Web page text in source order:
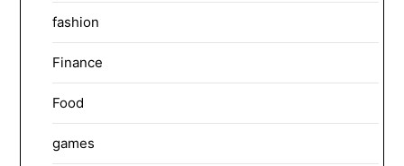
fashion
Finance
Food
games